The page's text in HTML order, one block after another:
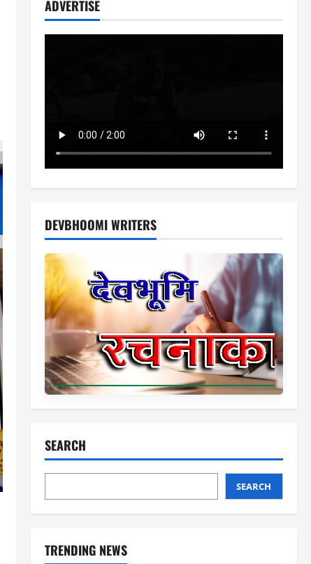
ADVERTISE
DEVBHOOMI WRITERS
SEARCH
SEARCH
TRENDING NEWS